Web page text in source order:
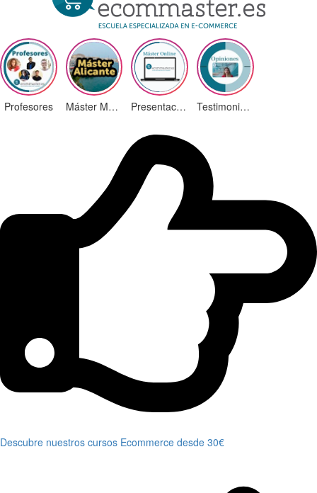
Profesores Máster Marketing Digital en Alicante Presentación ¡Nuevas Ediciones! Testimonios Alumnos
Descubre nuestros cursos Ecommerce desde 30€